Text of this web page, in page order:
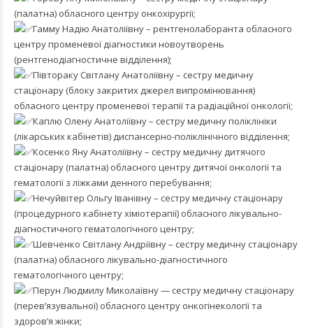
(палатна) обласного центру онкохірургії;
Гамму Надію Анатоліївну – рентгенолаборанта обласного
центру променевої діагностики новоутворень
(рентгенодіагностичне відділення);
Півтораку Світлану Анатоліївну – сестру медичну
стаціонару (блоку закритих джерел випромінювання)
обласного центру променевої терапії та радіаційної онкології;
Каплю Олену Анатоліївну – сестру медичну поліклініки
(лікарських кабінетів) диспансерно-поліклінічного відділення;
Косенко Яну Анатоліївну – сестру медичну дитячого
стаціонару (палатна) обласного центру дитячої онкології та
гематології з ліжками денного перебування;
Нечуйвітер Ольгу Іванівну – сестру медичну стаціонару
(процедурного кабінету хіміотерапії) обласного лікувально-
діагностичного гематологічного центру;
Шевченко Світлану Андріївну – сестру медичну стаціонару
(палатна) обласного лікувально-діагностичного
гематологічного центру;
Перун Людмилу Миколаївну — сестру медичну стаціонару
(перев’язувальної) обласного центру онкогінекології та
здоров’я жінки;